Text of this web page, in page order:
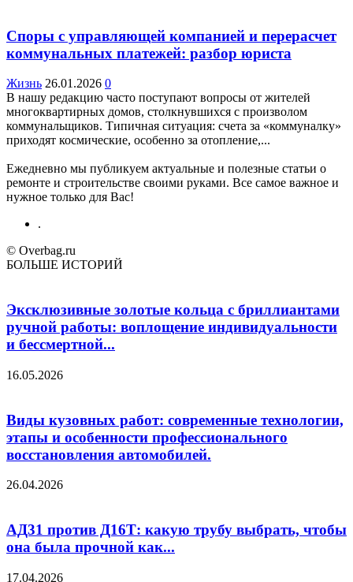
Споры с управляющей компанией и перерасчет
коммунальных платежей: разбор юриста
Жизнь 26.01.2026 0
В нашу редакцию часто поступают вопросы от жителей
многоквартирных домов, столкнувшихся с произволом
коммунальщиков. Типичная ситуация: счета за «коммуналку»
приходят космические, особенно за отопление,...
Ежедневно мы публикуем актуальные и полезные статьи о
ремонте и строительстве своими руками. Все самое важное и
нужное только для Вас!
.
© Overbag.ru
БОЛЬШЕ ИСТОРИЙ
Эксклюзивные золотые кольца с бриллиантами
ручной работы: воплощение индивидуальности
и бессмертной...
16.05.2026
Виды кузовных работ: современные технологии,
этапы и особенности профессионального
восстановления автомобилей.
26.04.2026
АД31 против Д16Т: какую трубу выбрать, чтобы
она была прочной как...
17.04.2026